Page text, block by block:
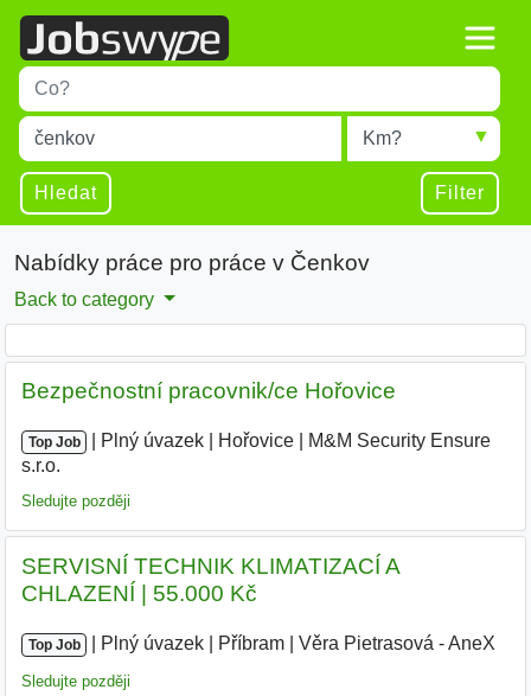
Title
Type 1 or more characters for results.
Místo
Type 1 or more characters for results.
Radius
Hledat Filter
Nabídky práce pro práce v Čenkov
Back to category
Bezpečnostní pracovnik/ce Hořovice
Top Job Plný úvazek Hořovice
M&M Security Ensure
s.r.o.
Sledujte později
SERVISNÍ TECHNIK KLIMATIZACÍ A
CHLAZENÍ | 55.000 Kč
Top Job Plný úvazek Příbram Věra Pietrasová - AneX
Sledujte později